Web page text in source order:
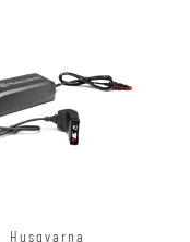
Husqvarna